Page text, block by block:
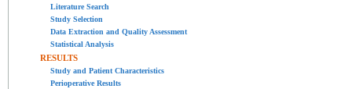
Literature Search
Study Selection
Data Extraction and Quality Assessment
Statistical Analysis
RESULTS
Study and Patient Characteristics
Perioperative Results